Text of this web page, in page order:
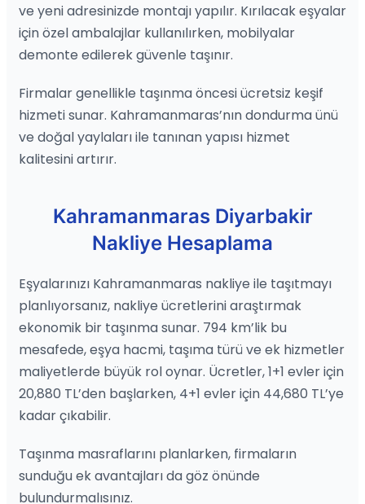
ve yeni adresinizde montajı yapılır. Kırılacak eşyalar
için özel ambalajlar kullanılırken, mobilyalar
demonte edilerek güvenle taşınır.
Firmalar genellikle taşınma öncesi ücretsiz keşif
hizmeti sunar. Kahramanmaras’nın dondurma ünü
ve doğal yaylaları ile tanınan yapısı hizmet
kalitesini artırır.
Kahramanmaras Diyarbakir
Nakliye Hesaplama
Eşyalarınızı Kahramanmaras nakliye ile taşıtmayı
planlıyorsanız, nakliye ücretlerini araştırmak
ekonomik bir taşınma sunar. 794 km’lik bu
mesafede, eşya hacmi, taşıma türü ve ek hizmetler
maliyetlerde büyük rol oynar. Ücretler, 1+1 evler için
20,880 TL’den başlarken, 4+1 evler için 44,680 TL’ye
kadar çıkabilir.
Taşınma masraflarını planlarken, firmaların
sunduğu ek avantajları da göz önünde
bulundurmalısınız.